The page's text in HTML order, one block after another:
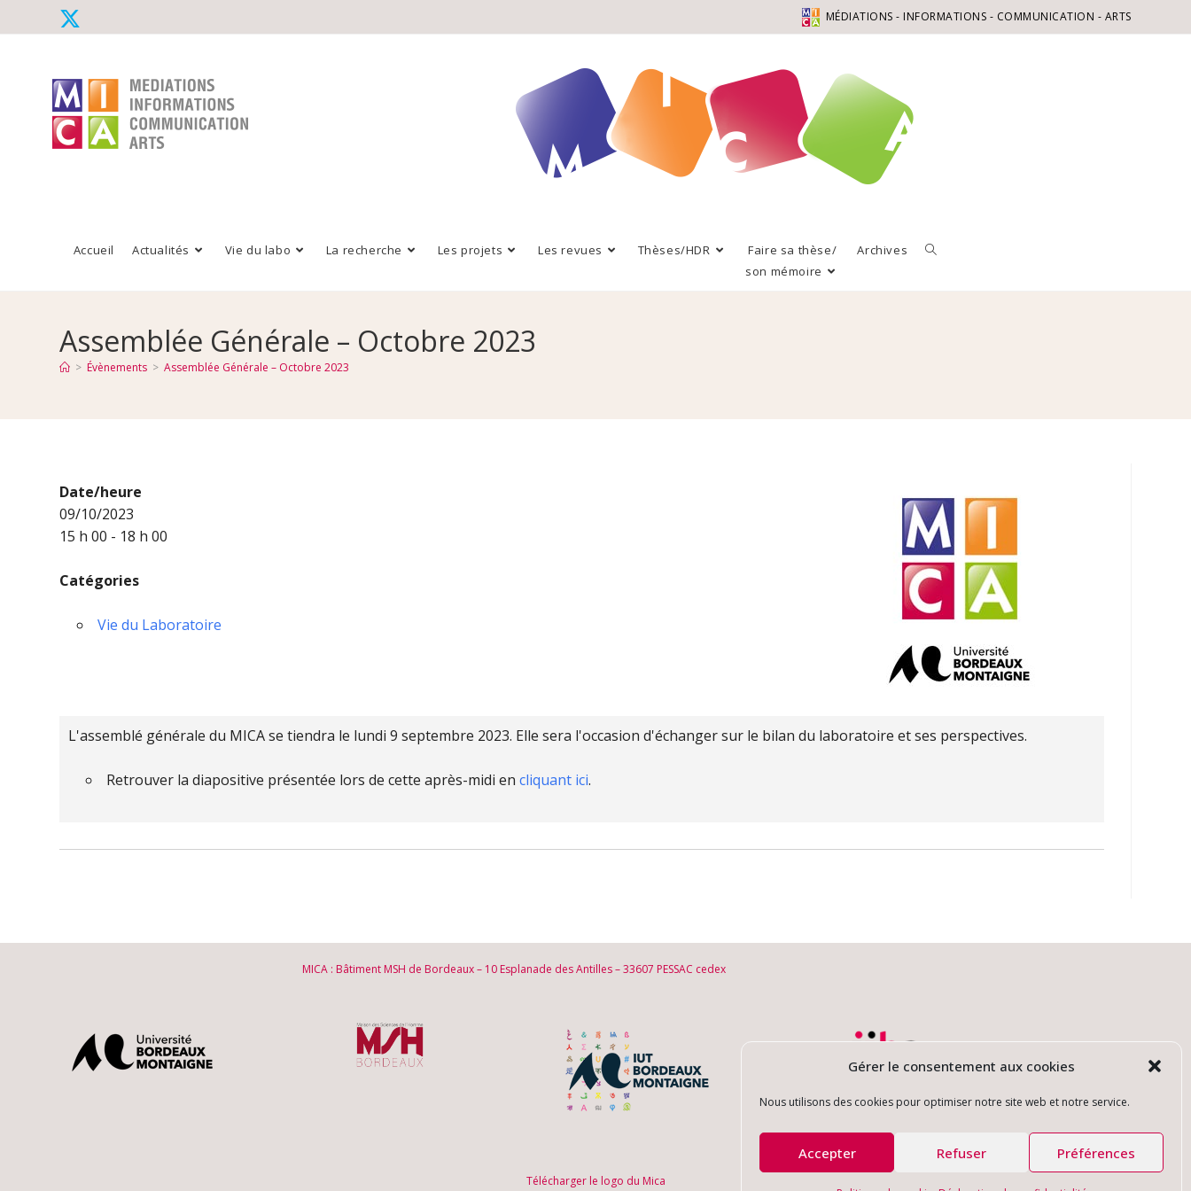
Gérer le consentement aux cookies
Nous utilisons des cookies pour optimiser notre site web et notre service.
Accepter Refuser Préférences
MÉDIATIONS - INFORMATIONS - COMMUNICATION - ARTS
Accueil Actualités Vie du labo La recherche Les projets Les revues Thèses/HDR
Faire sa thèse/
son mémoire
Archives
Assemblée Générale – Octobre 2023
> Évènements > Assemblée Générale – Octobre 2023
Date/heure
09/10/2023
15 h 00 - 18 h 00
Catégories
Vie du Laboratoire
L'assemblé générale du MICA se tiendra le lundi 9 septembre 2023. Elle sera l'occasion d'échanger sur le bilan du laboratoire et ses perspectives.
Retrouver la diapositive présentée lors de cette après-midi encliquant ici.
MICA : Bâtiment MSH de Bordeaux – 10 Esplanade des Antilles – 33607 PESSAC cedex
Télécharger le logo du Mica